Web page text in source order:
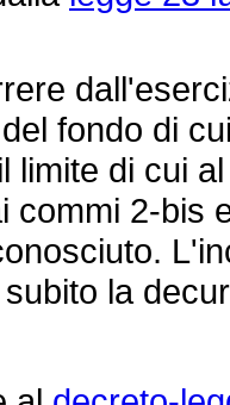
fondo di
limite di cui
commi 2-bis
la